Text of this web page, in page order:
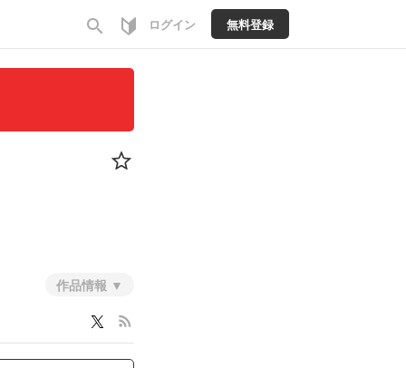
search ログイン 無料登録
作品情報
rss_feed